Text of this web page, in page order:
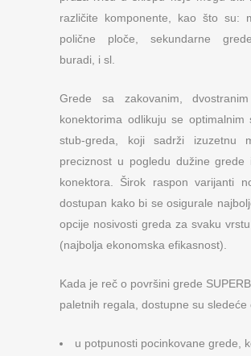
različite komponente, kao što su:
polične ploče, sekundarne
buradi, i sl.
Grede sa zakovanim,
konektorima odlikuju se optimalnim
stub-greda, koji sadrži izuzetnu
preciznost u pogledu dužine grede
konektora. Širok raspon varijanti
dostupan kako bi se osigurale
opcije nosivosti greda za svaku
(najbolja ekonomska efikasnost).
Kada je reč o površini grede
paletnih regala, dostupne su sledeće
u potpunosti pocinkovane grede,